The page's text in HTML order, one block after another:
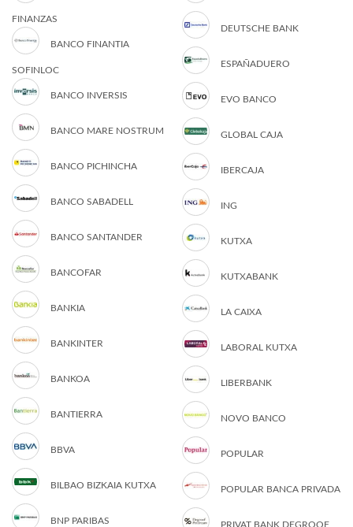
FINANZAS
BANCO FINANTIA
SOFINLOC
BANCO INVERSIS
BANCO MARE NOSTRUM
BANCO PICHINCHA
BANCO SABADELL
BANCO SANTANDER
BANCOFAR
BANKIA
BANKINTER
BANKOA
BANTIERRA
BBVA
BILBAO BIZKAIA KUTXA
BNP PARIBAS
DEUTSCHE BANK
ESPAÑADUERO
EVO BANCO
GLOBAL CAJA
IBERCAJA
ING
KUTXA
KUTXABANK
LA CAIXA
LABORAL KUTXA
LIBERBANK
NOVO BANCO
POPULAR
POPULAR BANCA PRIVADA
PRIVAT BANK DEGROOF